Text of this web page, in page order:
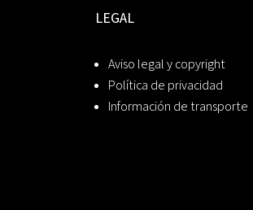
LEGAL
Aviso legal y copyright
Política de privacidad
Información de transporte